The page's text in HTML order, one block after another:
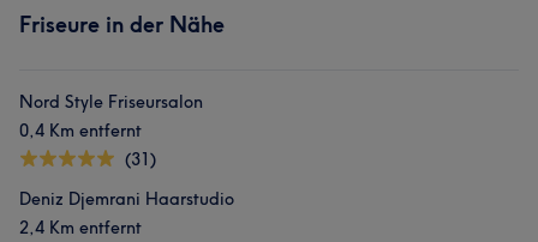
Friseure in der Nähe
Nord Style Friseursalon
0,4 Km entfernt
(31)
Deniz Djemrani Haarstudio
2,4 Km entfernt